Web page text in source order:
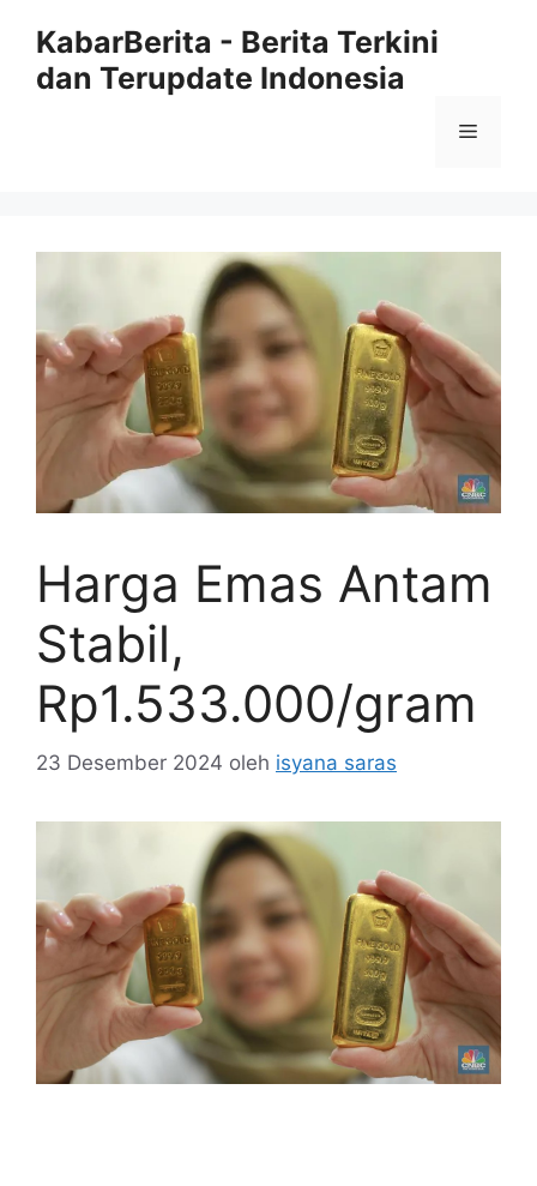
KabarBerita - Berita Terkini
dan Terupdate Indonesia
Menu
Harga Emas Antam
Stabil,
Rp1.533.000/gram
23 Desember 2024 oleh isyana saras